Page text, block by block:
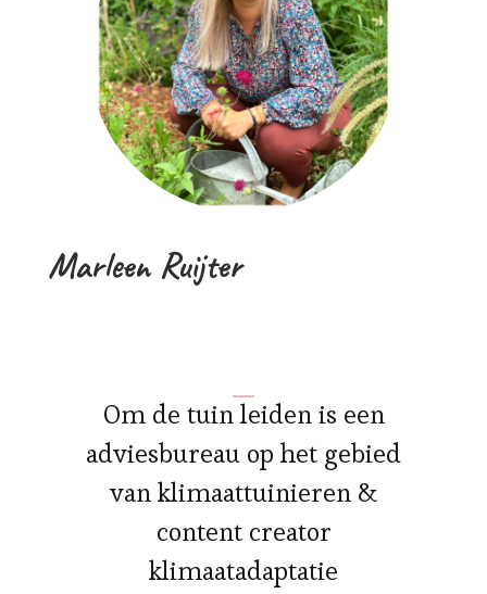
Marleen Ruijter
Om de tuin leiden is een
adviesbureau op het gebied
van klimaattuinieren &
content creator
klimaatadaptatie